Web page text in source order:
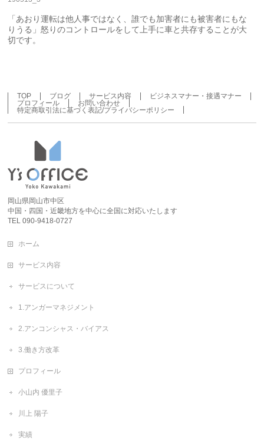
「あおり運転は他人事ではなく、誰でも加害者にも被害者にもな
りうる」怒りのコントロールをして上手に車と共存することが大
切です。
TOP ブログ サービス内容
ビジネスマナー・接遇マナー
プロフィール
お問い合わせ
特定商取引法に基づく表記/プライバシーポリシー
岡山県岡山市中区
中国・四国・近畿地方を中心に全国に対応いたします
TEL 090-9418-0727
ホーム
サービス内容
サービスについて
1.アンガーマネジメント
2.アンコンシャス・バイアス
3.働き方改革
プロフィール
小山内 優里子
川上 陽子
実績